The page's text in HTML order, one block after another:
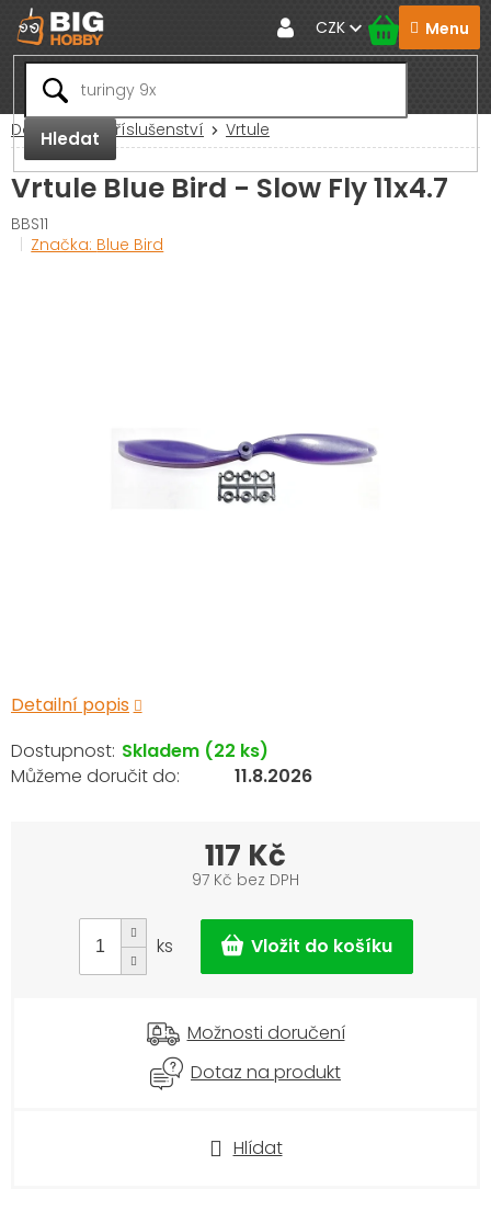
Přejít
na
obsah
Hledat
CZK
Domů RC Příslušenství Vrtule
Vrtule Blue Bird - Slow Fly 11x4.7
BBS11
Značka: Blue Bird
Detailní popis
Hlídat
Skladem (22 ks)
11.8.2026
117 Kč
97 Kč bez DPH
cena:
ks
Možnosti doručení
Dotaz na produkt